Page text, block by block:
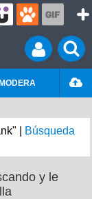
MODERA
|
Búsqueda
y le